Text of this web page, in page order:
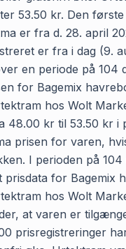
53.50 kr. Den
er fra d. 28. april
er fra i dag (9.
en periode på 104
for Bagemix
hos Wolt
48.00 kr til 53.50 kr i
prisen for varen,
I perioden på 104
prisdata for Bagemix
hos Wolt
at varen er
prisregistreringer